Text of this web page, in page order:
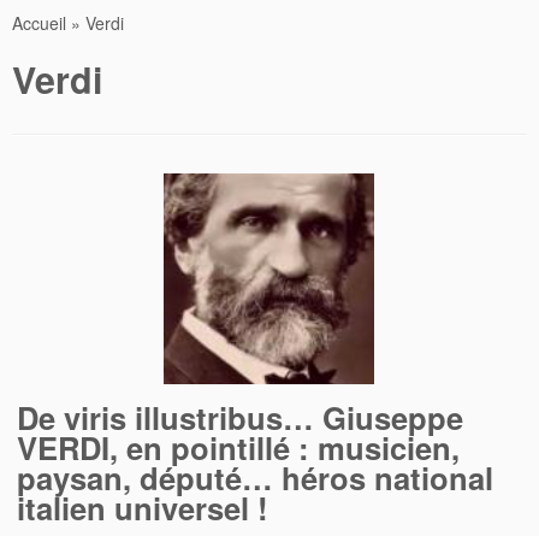
Accueil » Verdi
Verdi
De viris illustribus… Giuseppe
VERDI, en pointillé : musicien,
paysan, député… héros national
italien universel !